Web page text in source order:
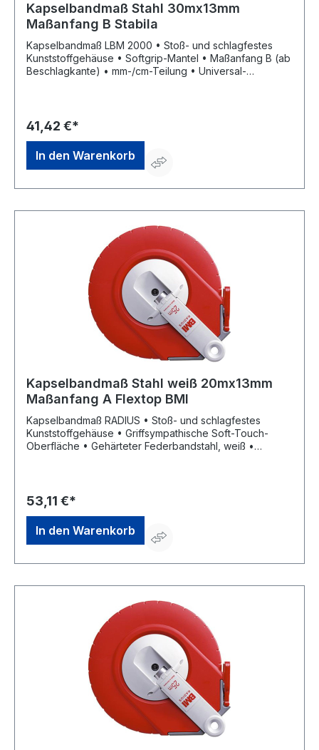
Kapselbandmaß Stahl 30mx13mm
Maßanfang B Stabila
Kapselbandmaß LBM 2000 • Stoß- und schlagfestes
Kunststoffgehäuse • Softgrip-Mantel • Maßanfang B (ab
Beschlagkante) • mm-/cm-Teilung • Universal-
41,42 €*
In den Warenkorb
Kapselbandmaß Stahl weiß 20mx13mm
Maßanfang A Flextop BMI
Kapselbandmaß RADIUS • Stoß- und schlagfestes
Kunststoffgehäuse • Griffsympathische Soft-Touch-
Oberfläche • Gehärteter Federbandstahl, weiß •
10 cm nach Anfangsbeschlag) • Kurbelarm kann von
Rechts- auf Linkshänderbetrieb umgestellt werden •
Parkposition für Kurbelarm und Anfangsring • EG-
Genauigkeitsklasse II
53,11 €*
In den Warenkorb